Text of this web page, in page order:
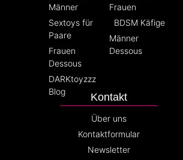
Männer
Sextoys für
Paare
Frauen
Dessous
DARKtoyzzz
Blog
Frauen
BDSM Käfige
Männer
Dessous
Kontakt
Über uns
Kontaktformular
Newsletter